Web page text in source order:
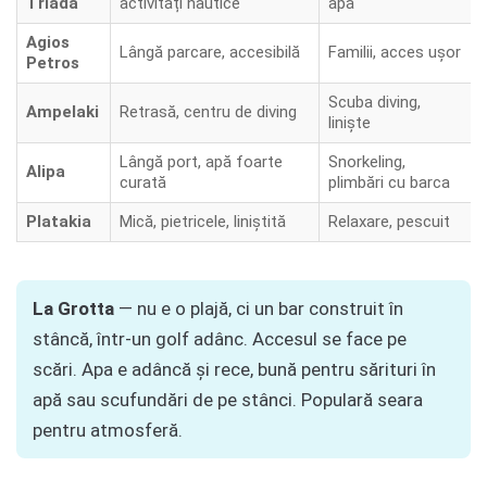
Agios
Petros
Lângă parcare, accesibilă Familii, acces ușor
Ampelaki Retrasă, centru de diving
Scuba diving,
liniște
Alipa
Lângă port, apă foarte
curată
Snorkeling,
plimbări cu barca
Platakia
Mică, pietricele, liniștită Relaxare, pescuit
La Grotta — nu e o plajă, ci un bar construit în
stâncă, într-un golf adânc. Accesul se face pe
scări. Apa e adâncă și rece, bună pentru sărituri în
apă sau scufundări de pe stânci. Populară seara
pentru atmosferă.